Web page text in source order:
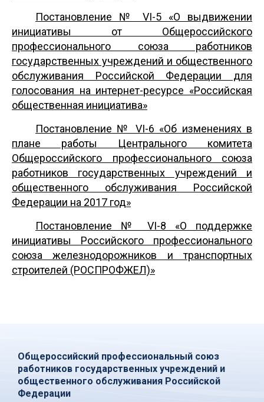
Постановление № VI-5 «О выдвижении
инициативы от Общероссийского
профессионального союза работников
государственных учреждений и общественного
обслуживания Российской Федерации для
голосования на интернет-ресурсе «Российская
общественная инициатива»
Постановление № VI-6 «Об изменениях в
плане работы Центрального комитета
Общероссийского профессионального союза
работников государственных учреждений и
общественного обслуживания Российской
Федерации на 2017 год»
Постановление № VI-8 «О поддержке
инициативы Российского профессионального
союза железнодорожников и транспортных
строителей (РОСПРОФЖЕЛ)»
Общероссийский профессиональный союз
работников государственных учреждений и
общественного обслуживания Российской
Федерации